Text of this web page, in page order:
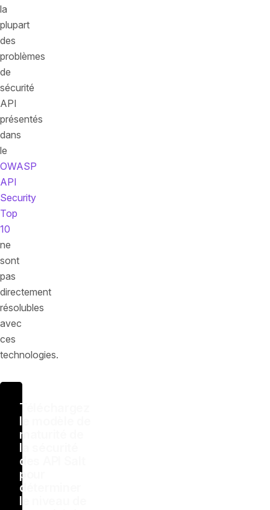
la
plupart
des
problèmes
de
sécurité
API
présentés
dans
le
OWASP
API
Security
Top
10
ne
sont
pas
directement
résolubles
avec
ces
technologies.
Téléchargez
le modèle de
maturité de
la sécurité
des API Salt
pour
déterminer
le niveau de